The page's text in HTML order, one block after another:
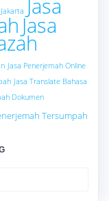
Jasa
Jasa
Jasa Penerjemah Online
Jasa Translate Bahasa
Dokumen
Tersumpah